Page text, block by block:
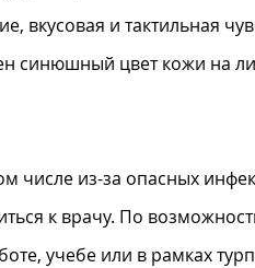
вкусовая и тактильная
синюшный цвет кожи на
числе из-за опасных
к врачу. По
учебе или в рамках